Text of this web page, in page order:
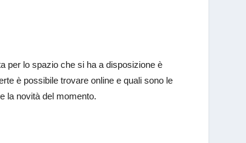
per lo spazio che si ha a disposizione è
è possibile trovare online e quali sono le
la novità del momento.